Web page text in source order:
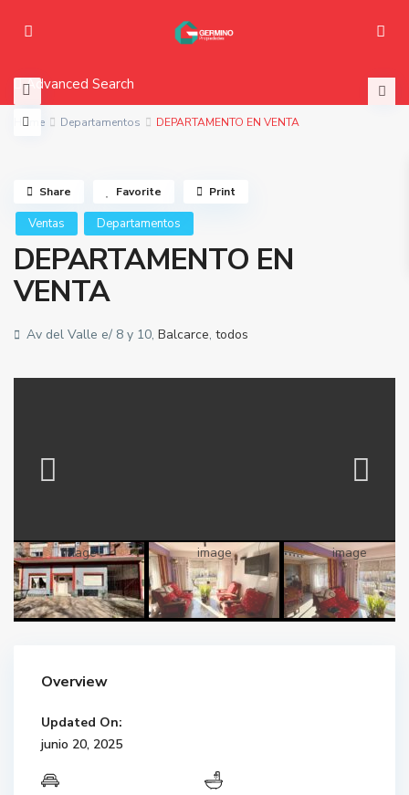
Advanced Search
Home Departamentos DEPARTAMENTO EN VENTA
Ventas Departamentos
DEPARTAMENTO EN
VENTA
Av del Valle e/ 8 y 10, Balcarce, todos
Share Favorite Print
Overview
Updated On:
junio 20, 2025